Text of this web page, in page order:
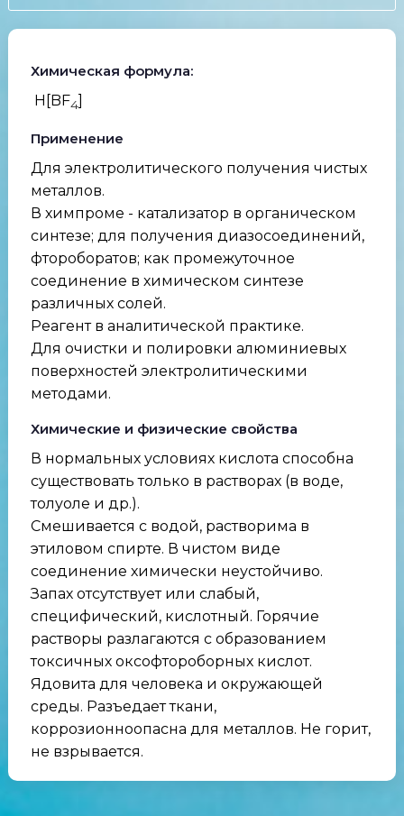
Химическая формула:
H[BF4]
Применение
Для электролитического получения чистых
металлов.
В химпроме - катализатор в органическом
синтезе; для получения диазосоединений,
фтороборатов; как промежуточное
соединение в химическом синтезе
различных солей.
Реагент в аналитической практике.
Для очистки и полировки алюминиевых
поверхностей электролитическими
методами.
Химические и физические свойства
В нормальных условиях кислота способна
существовать только в растворах (в воде,
толуоле и др.).
Смешивается с водой, растворима в
этиловом спирте. В чистом виде
соединение химически неустойчиво.
Запах отсутствует или слабый,
специфический, кислотный. Горячие
растворы разлагаются с образованием
токсичных оксофтороборных кислот.
Ядовита для человека и окружающей
среды. Разъедает ткани,
коррозионноопасна для металлов. Не горит,
не взрывается.